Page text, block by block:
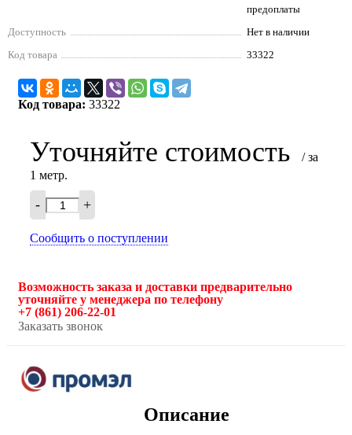
предоплаты
Доступность
Нет в наличии
Код товара
33322
Код товара: 33322
Уточняйте стоимость
/ за
1 метр.
- +
Сообщить о поступлении
Возможность заказа и доставки предварительно
уточняйте у менеджера по телефону
+7 (861) 206-22-01
Заказать звонок
Описание